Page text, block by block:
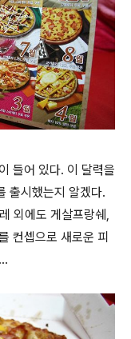
들어 있다. 이 달력을
출시했는지 알겠다.
외에도 게살프랑쉐,
컨셉으로 새로운 피